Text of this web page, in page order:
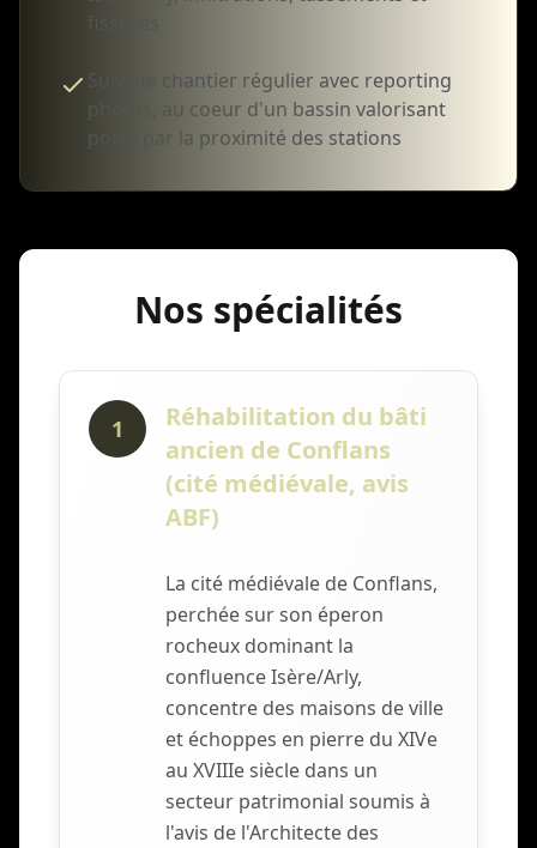
fissures
Suivi de chantier régulier avec reporting
photos, au coeur d'un bassin valorisant
porté par la proximité des stations
Nos spécialités
1
Réhabilitation du bâti
ancien de Conflans
(cité médiévale, avis
ABF)
La cité médiévale de Conflans,
perchée sur son éperon
rocheux dominant la
confluence Isère/Arly,
concentre des maisons de ville
et échoppes en pierre du XIVe
au XVIIIe siècle dans un
secteur patrimonial soumis à
l'avis de l'Architecte des